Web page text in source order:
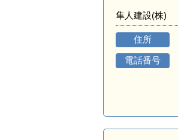
隼人建設(株)
住所
電話番号